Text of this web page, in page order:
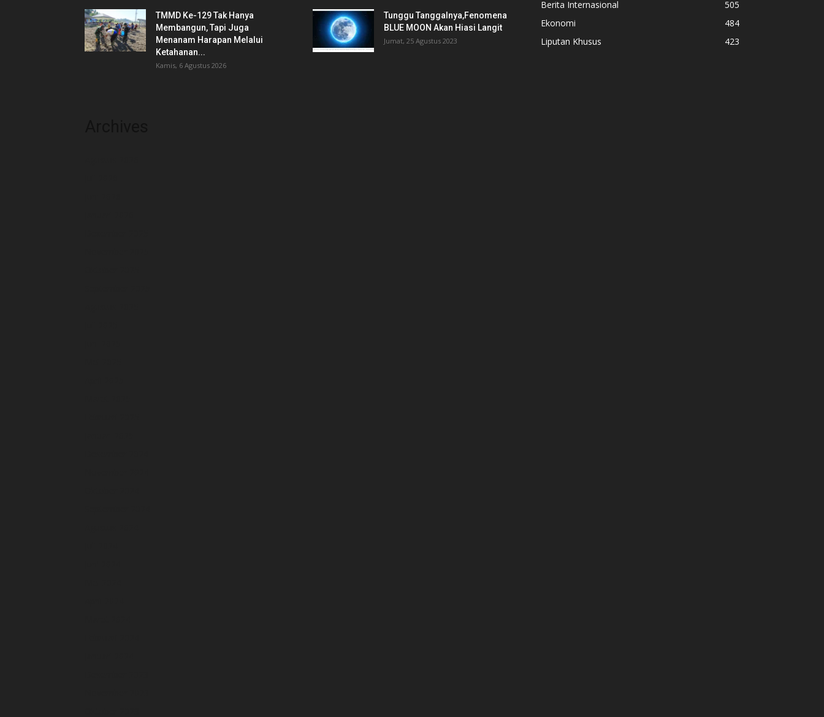
TMMD Ke-129 Tak Hanya
Membangun, Tapi Juga
Menanam Harapan Melalui
Ketahanan...
Kamis, 6 Agustus 2026
Tunggu Tanggalnya,Fenomena
BLUE MOON Akan Hiasi Langit
Jumat, 25 Agustus 2023
Berita Internasional
505
Ekonomi
484
Liputan Khusus
423